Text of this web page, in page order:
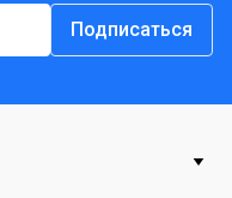
Подписаться